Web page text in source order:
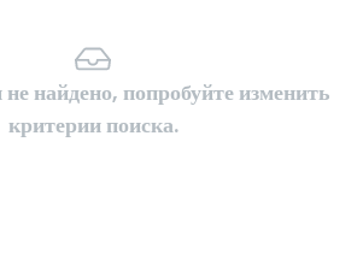
найдено, попробуйте изменить
критерии поиска.